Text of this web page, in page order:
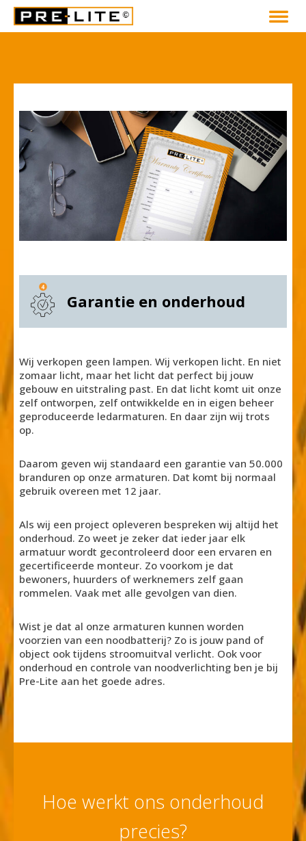
Garantie en onderhoud
Wij verkopen geen lampen. Wij verkopen licht. En niet
zomaar licht, maar het licht dat perfect bij jouw
gebouw en uitstraling past. En dat licht komt uit onze
zelf ontworpen, zelf ontwikkelde en in eigen beheer
geproduceerde ledarmaturen. En daar zijn wij trots
op.
Daarom geven wij standaard een garantie van 50.000
branduren op onze armaturen. Dat komt bij normaal
gebruik overeen met 12 jaar.
Als wij een project opleveren bespreken wij altijd het
onderhoud. Zo weet je zeker dat ieder jaar elk
armatuur wordt gecontroleerd door een ervaren en
gecertificeerde monteur. Zo voorkom je dat
bewoners, huurders of werknemers zelf gaan
rommelen. Vaak met alle gevolgen van dien.
Wist je dat al onze armaturen kunnen worden
voorzien van een noodbatterij? Zo is jouw pand of
object ook tijdens stroomuitval verlicht. Ook voor
onderhoud en controle van noodverlichting ben je bij
Pre-Lite aan het goede adres.
Hoe werkt ons onderhoud
precies?